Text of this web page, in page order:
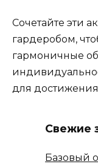
Сочетайте эти
гардеробом,
гармоничные
для достижения
Свежие
Базовый